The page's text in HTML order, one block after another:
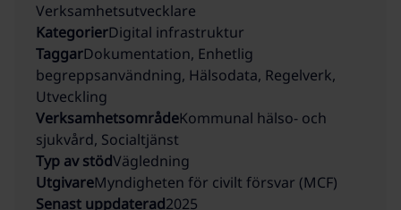
Verksamhetsutvecklare
KategorierDigital infrastruktur
TaggarDokumentation, Enhetlig
begreppsanvändning, Hälsodata, Regelverk,
Utveckling
VerksamhetsområdeKommunal hälso- och
sjukvård, Socialtjänst
Typ av stödVägledning
UtgivareMyndigheten för civilt försvar (MCF)
Senast uppdaterad2025